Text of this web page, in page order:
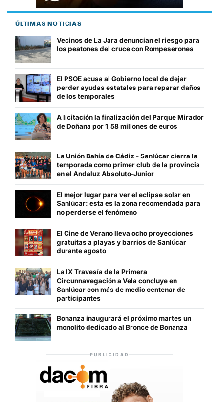
ÚLTIMAS NOTICIAS
Vecinos de La Jara denuncian el riesgo para
los peatones del cruce con Rompeserones
El PSOE acusa al Gobierno local de dejar
perder ayudas estatales para reparar daños
de los temporales
A licitación la finalización del Parque Mirador
de Doñana por 1,58 millones de euros
La Unión Bahía de Cádiz - Sanlúcar cierra la
temporada como primer club de la provincia
en el Andaluz Absoluto-Junior
El mejor lugar para ver el eclipse solar en
Sanlúcar: esta es la zona recomendada para
no perderse el fenómeno
El Cine de Verano lleva ocho proyecciones
gratuitas a playas y barrios de Sanlúcar
durante agosto
La IX Travesía de la Primera
Circunnavegación a Vela concluye en
Sanlúcar con más de medio centenar de
participantes
Bonanza inaugurará el próximo martes un
monolito dedicado al Bronce de Bonanza
PUBLICIDAD